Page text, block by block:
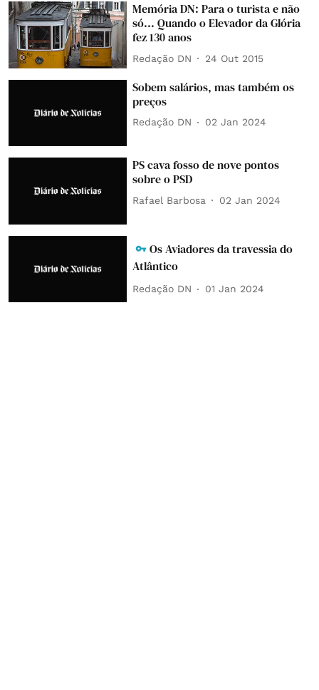
Memória DN: Para o turista e não
só... Quando o Elevador da Glória
fez 130 anos
Redação DN 24 Out 2015
Sobem salários, mas também os
preços
Redação DN 02 Jan 2024
PS cava fosso de nove pontos
sobre o PSD
Rafael Barbosa 02 Jan 2024
Os Aviadores da travessia do
Atlântico
Redação DN 01 Jan 2024